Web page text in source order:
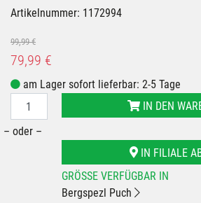
Artikelnummer: 1172994
99,99 €
79,99 €
am Lager sofort lieferbar: 2-5 Tage
IN DEN
– oder –
IN FILIALE
GRÖSSE VERFÜGBAR IN
Bergspezl Puch